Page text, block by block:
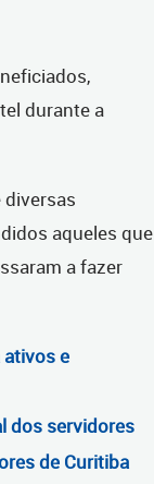
durante a
aqueles que
a fazer
e
dos servidores
de Curitiba